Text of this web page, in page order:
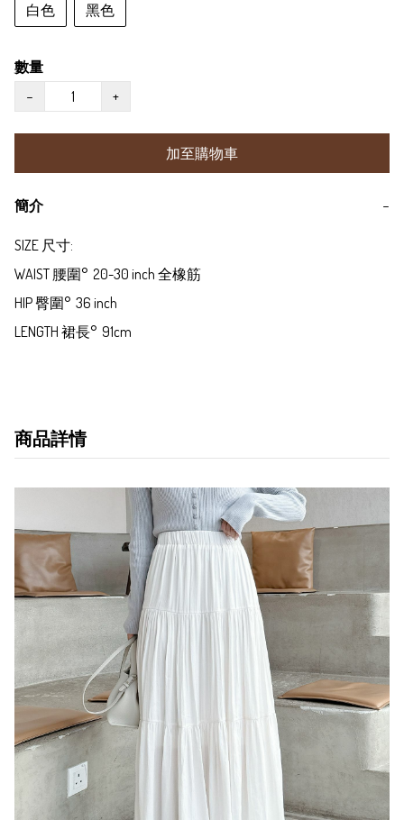
白色
黑色
數量
−
+
加至購物車
簡介 −
SIZE 尺寸:
WAIST 腰圍°  20-30 inch 全橡筋
HIP 臀圍°  36 inch
LENGTH 裙長°  91cm
商品詳情